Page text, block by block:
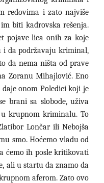
redovima i zato najviše
biti kadrovska rešenja.
pojave lica onih za koje
i da podržavaju kriminal,
da nema ništa od prave
Zoranu Mihajlović. Eno
onom Poledici koji je
brani sa slobode, uživa
krupnom kriminalu. To
Lončar ili Nebojša
smo. Hoćemo vladu od
ćemo ih posle kritikovati
ali u startu da znamo da
aferom. Zato ovo